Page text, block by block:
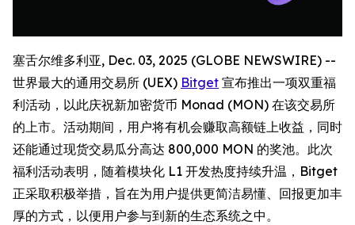
塞舌尔维多利亚, Dec. 03, 2025 (GLOBE NEWSWIRE) --
世界最大的通用交易所 (UEX) Bitget 宣布推出一项双重福
利活动，以此庆祝新加密货币 Monad (MON) 在该交易所
的上市。活动期间，用户将有机会赚取高额链上收益，同时
还能通过现货交易瓜分高达 800,000 MON 的奖池。此次
福利活动表明，随着模块化 L1 开发热度持续升温，Bitget
正采取积极举措，旨在为用户提供更简洁易懂、回报更加丰
厚的方式，以便用户参与到新的生态系统之中。